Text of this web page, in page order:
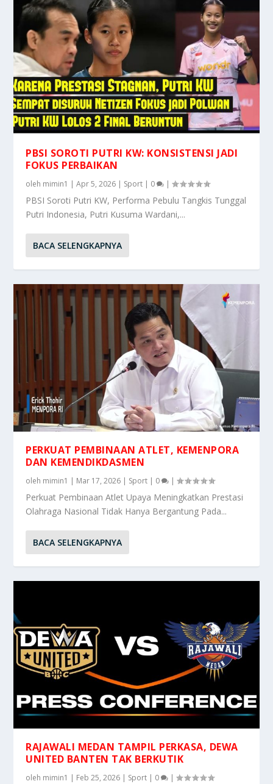
PBSI SOROTI PUTRI KW: KONSISTENSI JADI
FOKUS PERBAIKAN
oleh mimin1 |Apr 5, 2026 Sport 0 |
PBSI Soroti Putri KW, Performa Pebulu Tangkis Tunggal
Putri Indonesia, Putri Kusuma Wardani,...
BACA SELENGKAPNYA
PERKUAT PEMBINAAN ATLET, KEMENPORA
DAN KEMENDIKDASMEN
oleh mimin1 | Mar 17, 2026 | Sport | 0 |
Perkuat Pembinaan Atlet Upaya Meningkatkan Prestasi
Olahraga Nasional Tidak Hanya Bergantung Pada...
BACA SELENGKAPNYA
RAJAWALI MEDAN TAMPIL PERKASA, DEWA
UNITED BANTEN TAK BERKUTIK
oleh mimin1 | Feb 25, 2026 | Sport | 0 |